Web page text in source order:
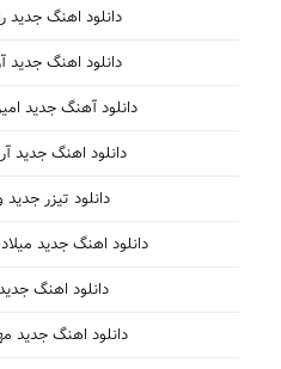
دانلود اهنگ جدید
دانلود اهنگ جدید
دانلود آهنگ جدید
دانلود اهنگ جدید
دانلود تیزر
دانلود اهنگ جدید
دانلود اهنگ
دانلود اهنگ جدید